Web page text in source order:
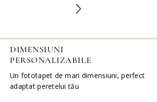
DIMENSIUNI
PERSONALIZABILE
Un fototapet de mari dimensiuni, perfect
adaptat peretelui tău